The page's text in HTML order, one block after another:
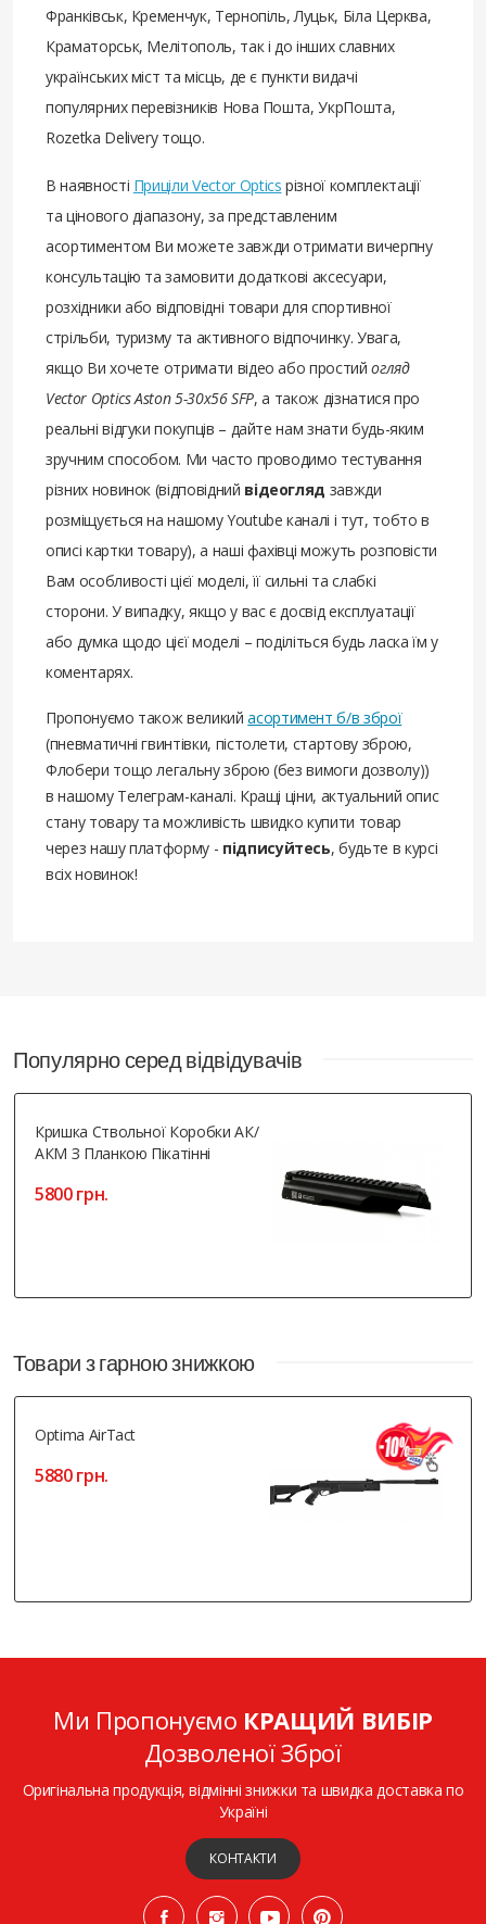
Франківськ, Кременчук, Тернопіль, Луцьк, Біла Церква,
Краматорськ, Мелітополь, так і до інших славних
українських міст та місць, де є пункти видачі
популярних перевізників Нова Пошта, УкрПошта,
Rozetka Delivery тощо.
В наявності Приціли Vector Optics різної комплектації
та цінового діапазону, за представленим
асортиментом Ви можете завжди отримати вичерпну
консультацію та замовити додаткові аксесуари,
розхідники або відповідні товари для спортивної
стрільби, туризму та активного відпочинку. Увага,
якщо Ви хочете отримати відео або простийогляд
Vector Optics Aston 5-30x56 SFP, а також дізнатися про
реальні відгуки покупців – дайте нам знати будь-яким
зручним способом. Ми часто проводимо тестування
різних новинок (відповідний відеогляд завжди
розміщується на нашому Youtube каналі і тут, тобто в
описі картки товару), а наші фахівці можуть розповісти
Вам особливості цієї моделі, її сильні та слабкі
сторони. У випадку, якщо у вас є досвід експлуатації
або думка щодо цієї моделі – поділіться будь ласка їм у
коментарях.
Пропонуємо також великийасортимент б/в зброї
(пневматичні гвинтівки, пістолети, стартову зброю,
Флобери тощо легальну зброю (без вимоги дозволу))
в нашому Телеграм-каналі. Кращі ціни, актуальний опис
стану товару та можливість швидко купити товар
через нашу платформу - підписуйтесь, будьте в курсі
всіх новинок!
Популярно серед відвідувачів
Кришка Ствольної Коробки АК/
АКМ З Планкою Пікатінні
5800 грн.
Товари з гарною знижкою
Optima AirTact
5880 грн.
Ми Пропонуємо КРАЩИЙ ВИБІР
Дозволеної Зброї
Оригінальна продукція, відмінні знижки та швидка доставка по
Україні
КОНТАКТИ